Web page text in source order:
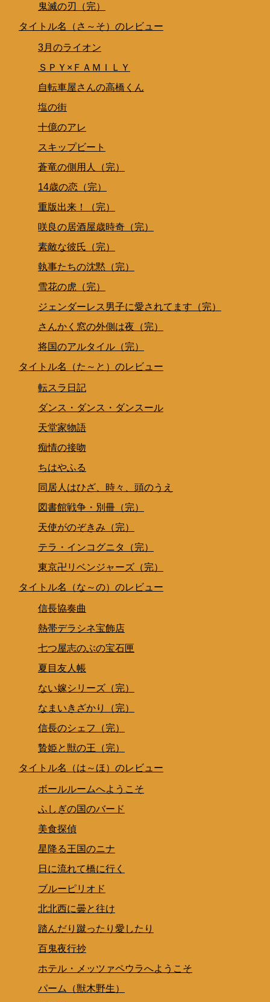
鬼滅の刃（完）
タイトル名（さ～そ）のレビュー
3月のライオン
ＳＰＹ×ＦＡＭＩＬＹ
自転車屋さんの高橋くん
塩の街
十億のアレ
スキップビート
蒼竜の側用人（完）
14歳の恋（完）
重版出来！（完）
咲良の居酒屋歳時奇（完）
素敵な彼氏（完）
執事たちの沈黙（完）
雪花の虎（完）
ジェンダーレス男子に愛されてます（完）
さんかく窓の外側は夜（完）
将国のアルタイル（完）
タイトル名（た～と）のレビュー
転スラ日記
ダンス・ダンス・ダンスール
天堂家物語
痴情の接吻
ちはやふる
同居人はひざ、時々、頭のうえ
図書館戦争・別冊（完）
天使がのぞきみ（完）
テラ・インコグニタ（完）
東京卍リベンジャーズ（完）
タイトル名（な～の）のレビュー
信長協奏曲
熱帯デラシネ宝飾店
七つ屋志のぶの宝石匣
夏目友人帳
ない嫁シリーズ（完）
なまいきざかり（完）
信長のシェフ（完）
贄姫と獣の王（完）
タイトル名（は～ほ）のレビュー
ボールルームへようこそ
ふしぎの国のバード
美食探偵
星降る王国のニナ
日に流れて橋に行く
ブルーピリオド
北北西に曇と往け
踏んだり蹴ったり愛したり
百鬼夜行抄
ホテル・メッツァペウラへようこそ
パーム（獣木野生）